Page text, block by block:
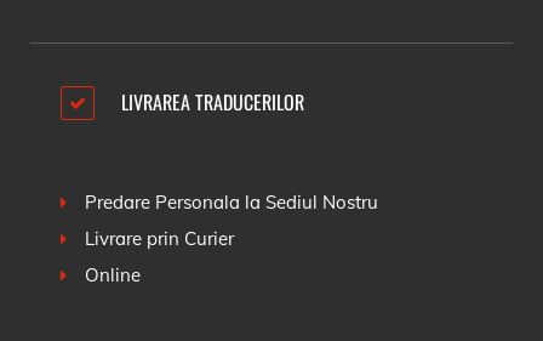
LIVRAREA TRADUCERILOR
Predare Personala la Sediul Nostru
Livrare prin Curier
Online